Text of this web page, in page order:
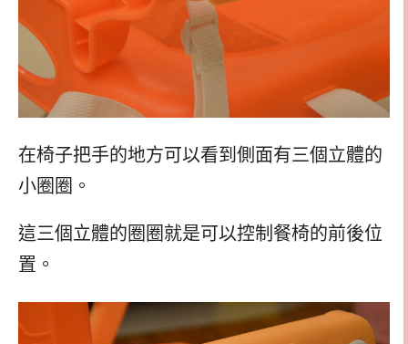
在椅子把手的地方可以看到側面有三個立體的
小圈圈。
這三個立體的圈圈就是可以控制餐椅的前後位
置。